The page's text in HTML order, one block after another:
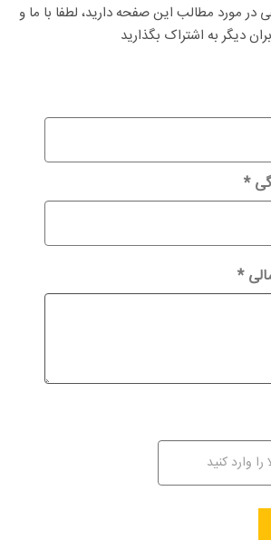
در مورد مطالب این صفحه دارید، لطفا با ما و
دیگر به اشتراک بگذارید
*
*